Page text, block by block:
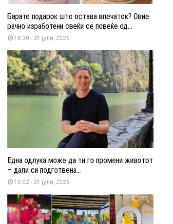
Барате подарок што остава впечаток? Овие
рачно изработени свеќи се повеќе од...
18:30 - 31 јули, 2026
Една одлука може да ти го промени животот
– дали си подготвена...
10:02 - 31 јули, 2026